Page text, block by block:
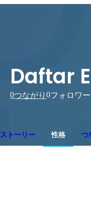
Daftar
0つながり 0フォロワー
ストーリー 性格 つ